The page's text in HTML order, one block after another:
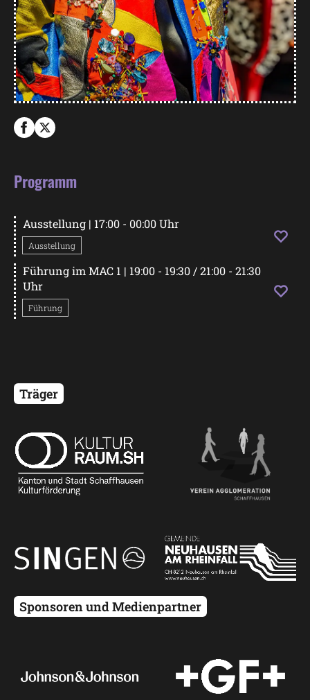
Programm
Programm
Ausstellung | 17:00 - 00:00 Uhr
Ausstellung
Führung im MAC 1 | 19:00 - 19:30 / 21:00 - 21:30
Uhr
Führung
Träger
Sponsoren und Medienpartner